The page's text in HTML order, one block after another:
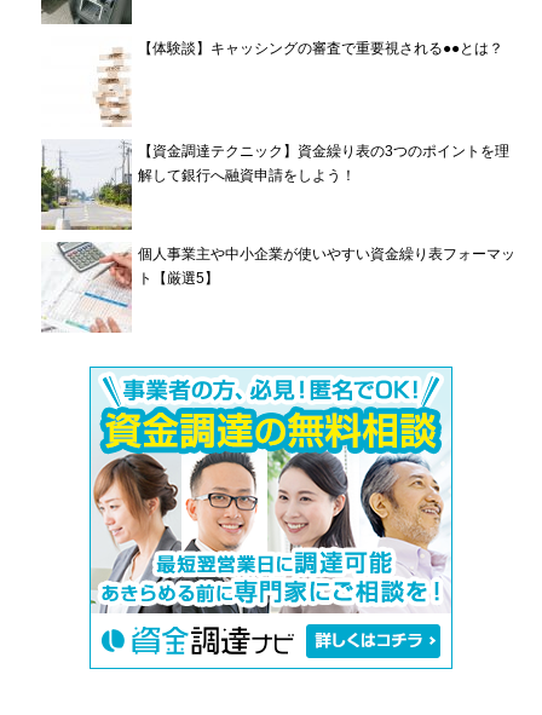
【体験談】キャッシングの審査で重要視される●●とは？
【資金調達テクニック】資金繰り表の3つのポイントを理
解して銀行へ融資申請をしよう！
個人事業主や中小企業が使いやすい資金繰り表フォーマッ
ト【厳選5】